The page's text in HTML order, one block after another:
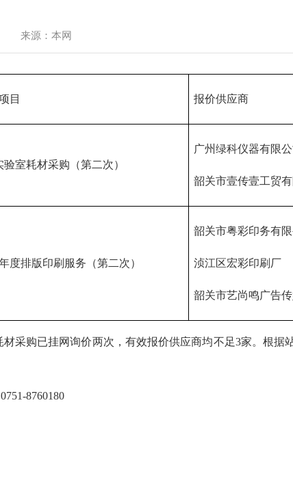
来源： 本网
目 报价供应商
验室耗材采购（第二次）
广州绿科仪器有限公
韶关市壹传壹工贸有
度排版印刷服务（第二次）
韶关市粤彩印务有限
浈江区宏彩印刷厂
韶关市艺尚鸣广告
购已挂网询价两次，有效报价供应商均不足3家。根据
8760180